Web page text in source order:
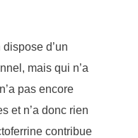
dispose d’un
mais qui n’a
pas encore
et n’a donc rien
contribue